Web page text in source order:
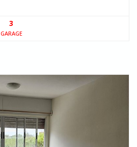
3
GARAGE